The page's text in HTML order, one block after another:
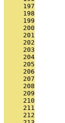
     197
     198
     199
     200
     201
     202
     203
     204
     205
     206
     207
     208
     209
     210
     211
     212